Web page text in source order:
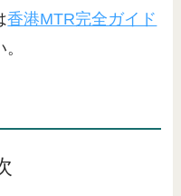
香港MTR完全ガイド